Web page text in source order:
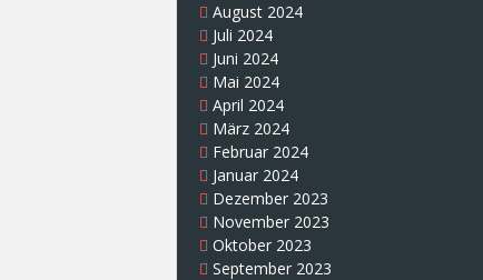
August 2024
Juli 2024
Juni 2024
Mai 2024
April 2024
März 2024
Februar 2024
Januar 2024
Dezember 2023
November 2023
Oktober 2023
September 2023